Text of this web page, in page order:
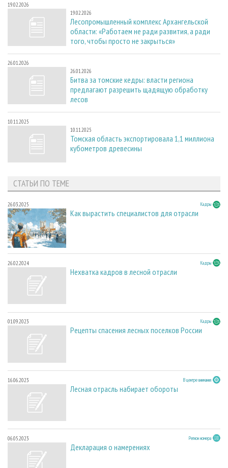
19.02.2026
19.02.2026
Лесопромышленный комплекс Архангельской
области: «Работаем не ради развития, а ради
того, чтобы просто не закрыться»
26.01.2026
26.01.2026
Битва за томские кедры: власти региона
предлагают разрешить щадящую обработку
лесов
10.11.2025
10.11.2025
Томская область экспортировала 1,1 миллиона
кубометров древесины
СТАТЬИ ПО ТЕМЕ
26.03.2025 Кадры
Как вырастить специалистов для отрасли
26.02.2024 Кадры
Нехватка кадров в лесной отрасли
01.09.2023 Кадры
Рецепты спасения лесных поселков России
16.06.2023 В центре внимания
Лесная отрасль набирает обороты
06.05.2023 Регион номера
Декларация о намерениях